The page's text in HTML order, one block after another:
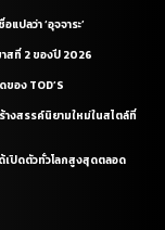
ปลว่า ‘อุจจาระ’
สที่ 2 ของปี 2026
อง TOD’S
างสรรค์นิยามใหม่ในสไตล์ที่
ด้เปิดตัวทั่วโลกสูงสุดตลอด